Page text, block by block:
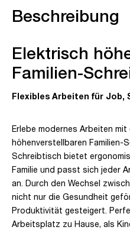
Beschreibung
Elektrisch
Familien-
Flexibles Arbeiten für Job,
Erlebe modernes Arbeiten mit
höhenverstellbaren Familien-
Schreibtisch bietet
Familie und passt sich jeder
an. Durch den Wechsel
nicht nur die Gesundheit
Produktivität gesteigert.
Arbeitsplatz zu Hause, als